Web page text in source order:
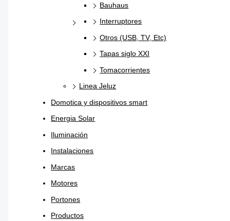
Bauhaus
Interruptores
Otros (USB, TV, Etc)
Tapas siglo XXI
Tomacorrientes
Linea Jeluz
Domotica y dispositivos smart
Energia Solar
Iluminación
Instalaciones
Marcas
Motores
Portones
Productos